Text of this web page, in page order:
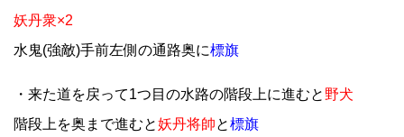
妖丹衆×2
水鬼(強敵)手前左側の通路奥に標旗
・来た道を戻って1つ目の水路の階段上に進むと 野犬
階段上を奥まで進むと妖丹将帥と標旗